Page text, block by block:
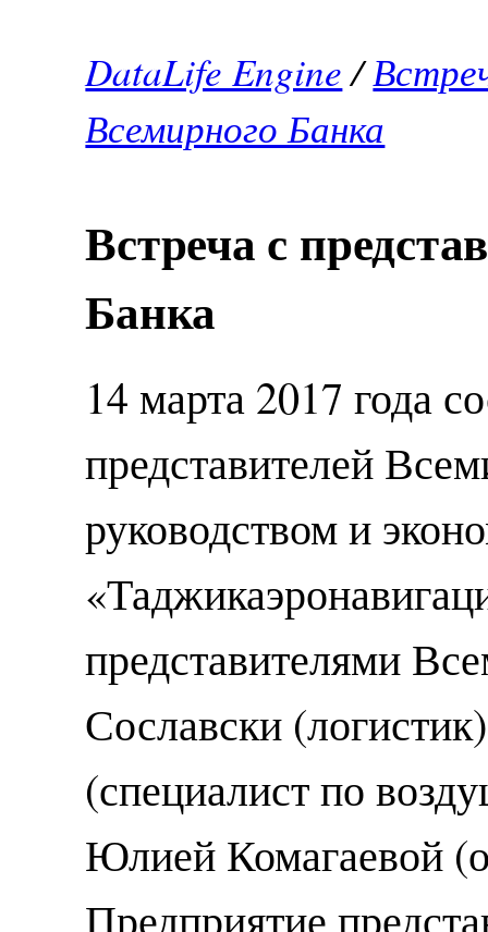
DataLife Engine/
Всемирного Банка
Встреча с
Банка
14 марта 2017 года
представителей
руководством и
представителями
Сославски
(специалист по
Юлией Комагаевой
Предприятие